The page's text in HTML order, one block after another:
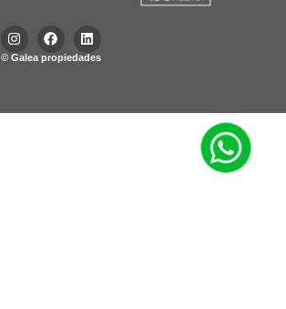
© Galea propiedades